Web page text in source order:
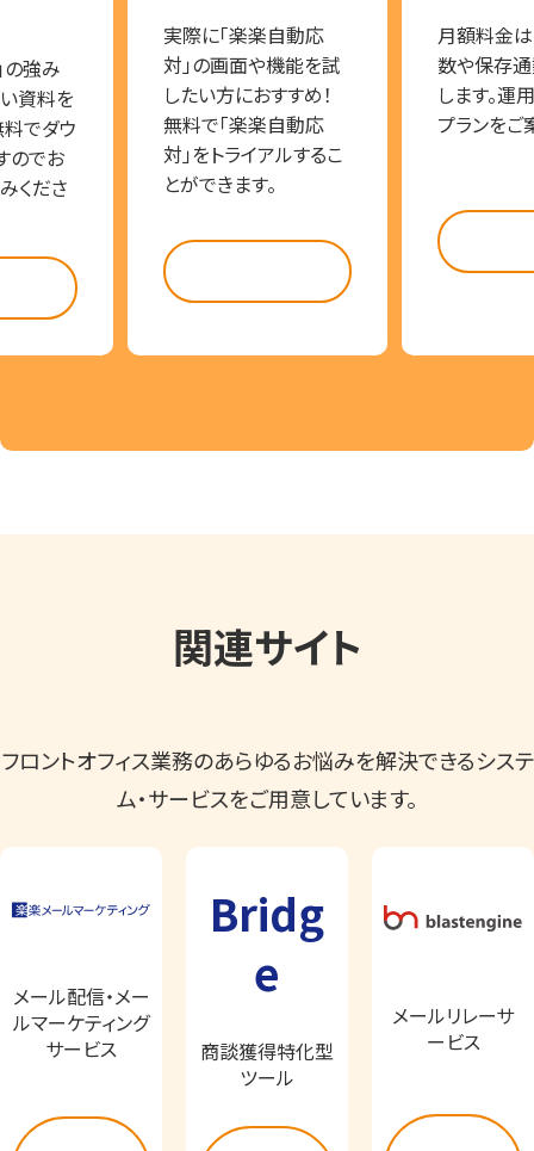
の強み
資料を
料でダウ
のでお
くださ
実際に「楽楽自動応
対」の画面や機能を試
したい方におすすめ！
無料で「楽楽自動応
対」をトライアルするこ
とができます。
月額料金
数や保存
します。運
プランをご
関連サイト
フロントオフィス業務のあらゆるお悩みを解決できるシステ
ム・サービスをご用意しています。
メール配信・メー
ルマーケティング
サービス
Bridg
e
商談獲得特化型
ツール
メールリレーサ
ービス